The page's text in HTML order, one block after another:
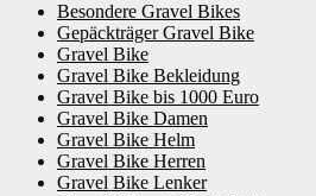
Besondere Gravel Bikes
Gepäckträger Gravel Bike
Gravel Bike
Gravel Bike Bekleidung
Gravel Bike bis 1000 Euro
Gravel Bike Damen
Gravel Bike Helm
Gravel Bike Herren
Gravel Bike Lenker